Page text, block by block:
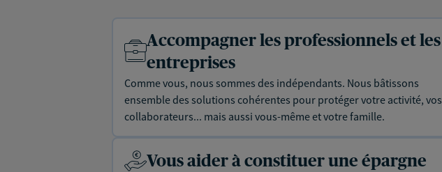
Accompagner les professionnels et les
entreprises
Comme vous, nous sommes des indépendants. Nous bâtissons
ensemble des solutions cohérentes pour protéger votre activité, vos
collaborateurs... mais aussi vous-même et votre famille.
Vous aider à constituer une épargne